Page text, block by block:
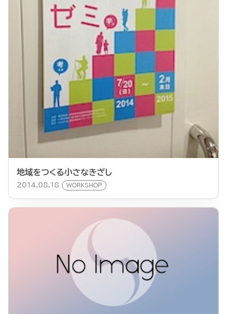
地域をつくる小さなきざし
2014.08.18 WORKSHOP